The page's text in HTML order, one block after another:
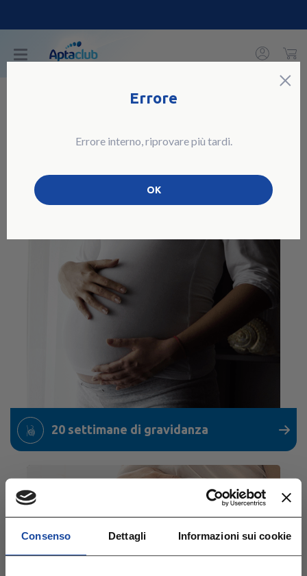
Consenso Dettagli Informazioni sui cookie
20 settimane di gravidanza
×
Errore
Errore interno, riprovare più tardi.
OK